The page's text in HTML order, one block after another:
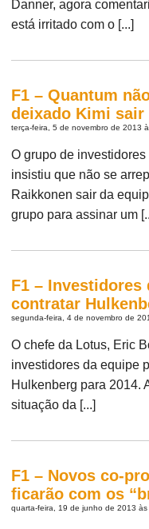
Danner, agora
está irritado com o [...]
F1 – Quantum
deixado Kimi sair
terça-feira, 5 de novembro de 2013
O grupo de
insistiu que não se
Raikkonen sair da
grupo para assinar um
F1 – Investidores
contratar
segunda-feira, 4 de novembro de
O chefe da Lotus, Eric
investidores da equipe
Hulkenberg para 2014.
situação da [...]
F1 – Novos co-
ficarão com os
quarta-feira, 19 de junho de 2013 às